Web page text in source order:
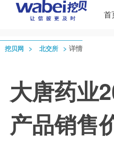
首
挖贝网 > 北交所 > 详情
大唐药业
产品销售